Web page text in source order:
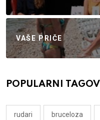
VAŠE PRIČE
POPULARNI TAGOVI
rudari bruceloza